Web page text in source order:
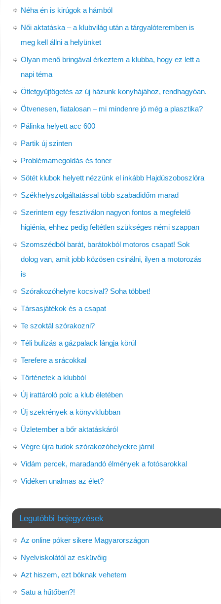
Néha én is kirúgok a hámból
Női aktatáska – a klubvilág után a tárgyalóteremben is
meg kell állni a helyünket
Olyan menő bringával érkeztem a klubba, hogy ez lett a
napi téma
Ötletgyűjtögetés az új házunk konyhájához, rendhagyóan.
Ötvenesen, fiatalosan – mi mindenre jó még a plasztika?
Pálinka helyett acc 600
Partik új szinten
Problémamegoldás és toner
Sötét klubok helyett nézzünk el inkább Hajdúszoboszlóra
Székhelyszolgáltatással több szabadidőm marad
Szerintem egy fesztiválon nagyon fontos a megfelelő
higiénia, ehhez pedig feltétlen szükséges némi szappan
Szomszédból barát, barátokból motoros csapat! Sok
dolog van, amit jobb közösen csinálni, ilyen a motorozás
is
Szórakozóhelyre kocsival? Soha többet!
Társasjátékok és a csapat
Te szoktál szórakozni?
Téli bulizás a gázpalack lángja körül
Terefere a srácokkal
Történetek a klubból
Új irattároló polc a klub életében
Új szekrények a könyvklubban
Üzletember a bőr aktatáskáról
Végre újra tudok szórakozóhelyekre járni!
Vidám percek, maradandó élmények a fotósarokkal
Vidéken unalmas az élet?
Legutóbbi bejegyzések
Az online póker sikere Magyarországon
Nyelviskolától az esküvőig
Azt hiszem, ezt bóknak vehetem
Satu a hűtőben?!